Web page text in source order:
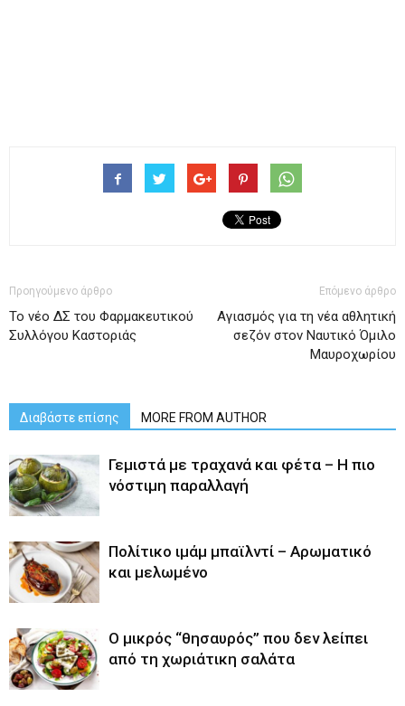
Προηγούμενο άρθρο
Το νέο ΔΣ του Φαρμακευτικού
Συλλόγου Καστοριάς
Επόμενο άρθρο
Αγιασμός για τη νέα αθλητική
σεζόν στον Ναυτικό Όμιλο
Μαυροχωρίου
Διαβάστε επίσης MORE FROM AUTHOR
Γεμιστά με τραχανά και φέτα – Η πιο
νόστιμη παραλλαγή
Πολίτικο ιμάμ μπαϊλντί – Αρωματικό
και μελωμένο
O μικρός “θησαυρός” που δεν λείπει
από τη χωριάτικη σαλάτα